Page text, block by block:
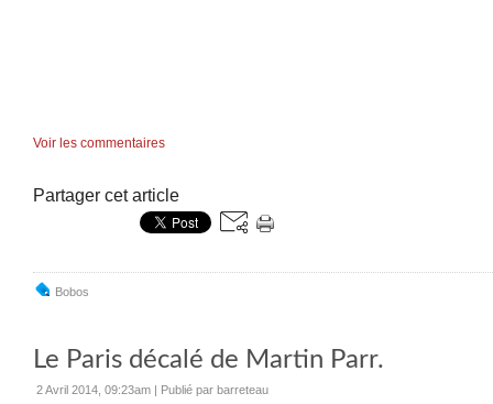
Voir les commentaires
Partager cet article
Bobos
Le Paris décalé de Martin Parr.
2 Avril 2014, 09:23am | Publié par barreteau